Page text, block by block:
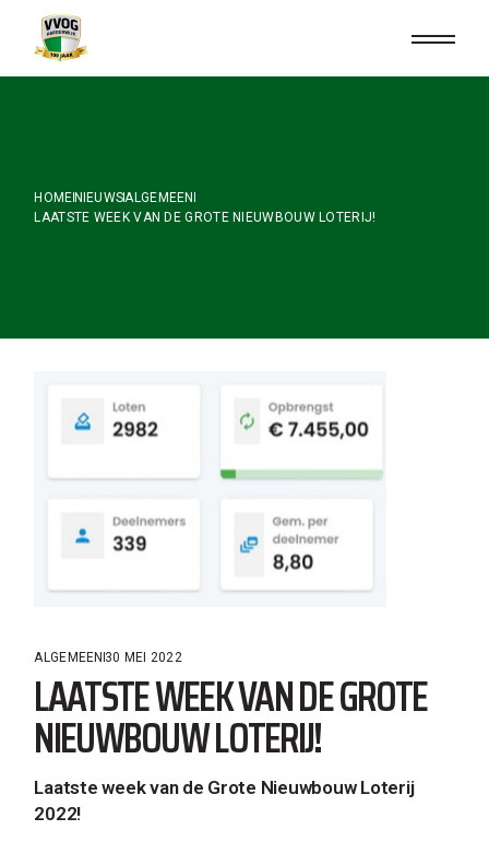
content
HOME NIEUWSALGEMEEN
LAATSTE WEEK VAN DE GROTE NIEUWBOUW LOTERIJ!
ALGEMEEN 30 MEI 2022
LAATSTE WEEK VAN DE GROTE
NIEUWBOUW LOTERIJ!
Laatste week van de Grote Nieuwbouw Loterij
2022!